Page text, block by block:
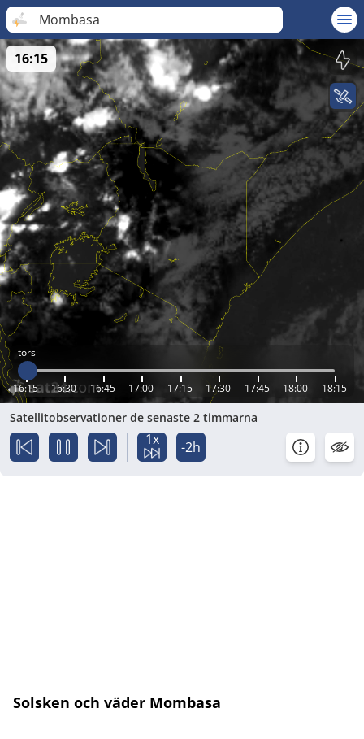
Mombasa
tors
16:15 16:30 16:45 17:00 17:15 17:30 17:45 18:00 18:15
16:15
Satellitobservationer de senaste 2 timmarna
1x -2h
Solsken och väder Mombasa